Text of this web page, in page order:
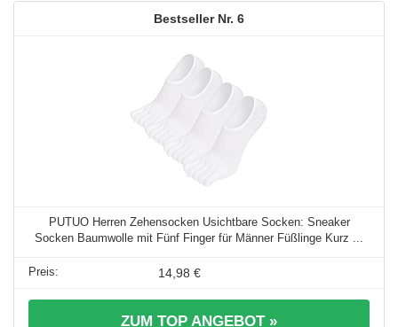
6
PUTUO Herren Zehensocken Usichtbare Socken: Sneaker
Socken Baumwolle mit Fünf Finger für Männer Füßlinge Kurz ...
14,98 €
ZUM TOP ANGEBOT »